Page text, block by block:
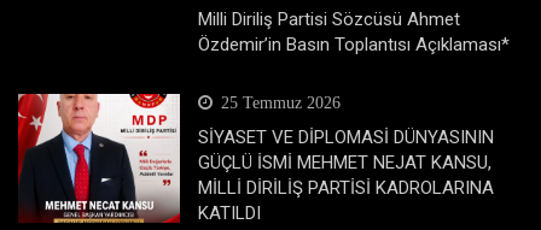
Milli Diriliş Partisi Sözcüsü Ahmet
Özdemir’in Basın Toplantısı Açıklaması*
25 Temmuz 2026
SİYASET VE DİPLOMASİ DÜNYASININ
GÜÇLÜ İSMİ MEHMET NEJAT KANSU,
MİLLİ DİRİLİŞ PARTİSİ KADROLARINA
KATILDI